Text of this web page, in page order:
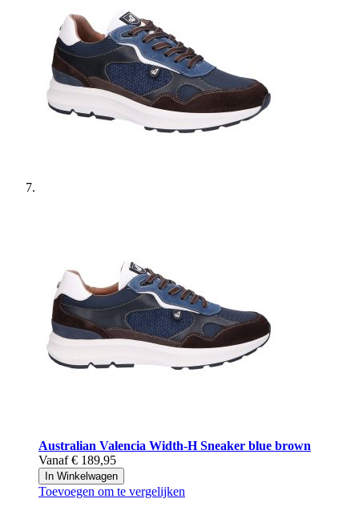
Australian Valencia Width-H Sneaker blue brown
Vanaf € 189,95
In Winkelwagen
Toevoegen om te vergelijken